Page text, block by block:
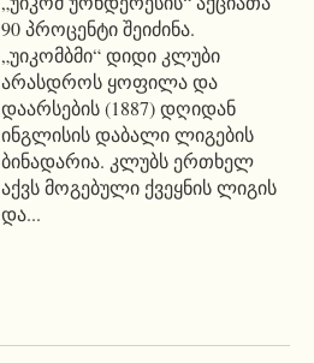
90 პროცენტი შეიძინა.
„უიკომბმი“ დიდი კლუბი
არასდროს ყოფილა და
დაარსების (1887) დღიდან
ინგლისის დაბალი ლიგების
ბინადარია. კლუბს ერთხელ
აქვს მოგებული ქვეყნის ლიგის
და...